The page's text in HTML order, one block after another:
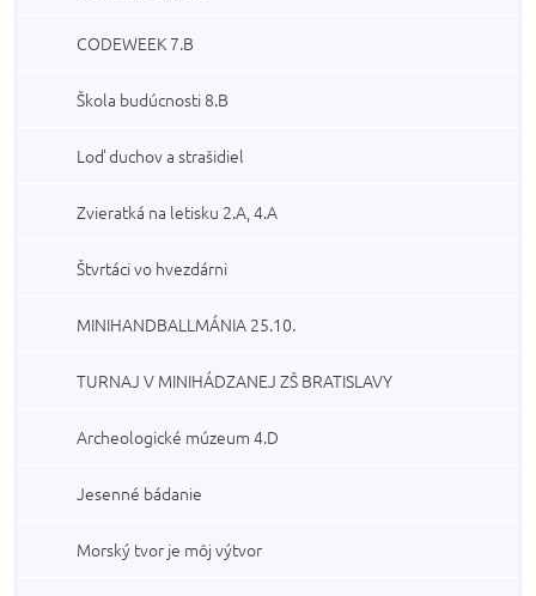
CODEWEEK 7.B
Škola budúcnosti 8.B
Loď duchov a strašidiel
Zvieratká na letisku 2.A, 4.A
Štvrtáci vo hvezdárni
MINIHANDBALLMÁNIA 25.10.
TURNAJ V MINIHÁDZANEJ ZŠ BRATISLAVY
Archeologické múzeum 4.D
Jesenné bádanie
Morský tvor je môj výtvor